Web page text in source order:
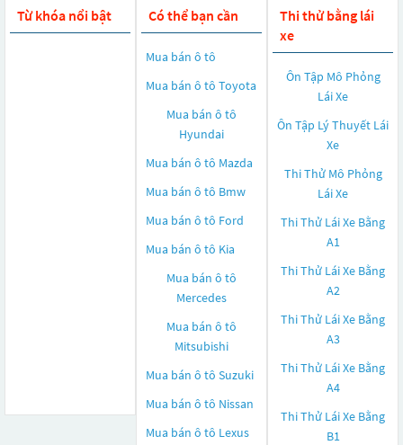
Từ khóa nổi bật Có thể bạn cần
Mua bán ô tô
Mua bán ô tô Toyota
Mua bán ô tô
Hyundai
Mua bán ô tô Mazda
Mua bán ô tô Bmw
Mua bán ô tô Ford
Mua bán ô tô Kia
Mua bán ô tô
Mercedes
Mua bán ô tô
Mitsubishi
Mua bán ô tô Suzuki
Mua bán ô tô Nissan
Mua bán ô tô Lexus
Thi thử bằng lái
xe
Ôn Tập Mô Phỏng
Lái Xe
Ôn Tập Lý Thuyết Lái
Xe
Thi Thử Mô Phỏng
Lái Xe
Thi Thử Lái Xe Bằng
A1
Thi Thử Lái Xe Bằng
A2
Thi Thử Lái Xe Bằng
A3
Thi Thử Lái Xe Bằng
A4
Thi Thử Lái Xe Bằng
B1